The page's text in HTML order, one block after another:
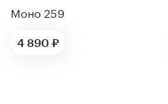
Моно 259
4 890 ₽